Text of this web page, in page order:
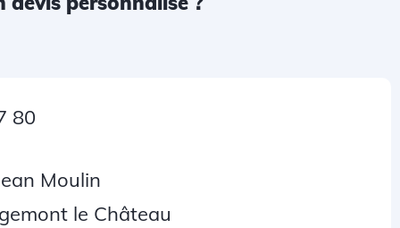
80
Moulin
le Château